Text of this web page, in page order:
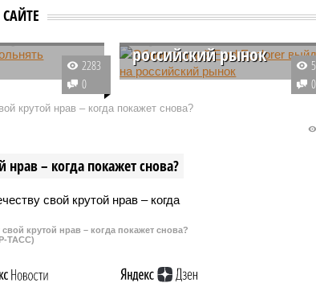
за
от
2283
0
Обновленный Ford
российский рынок
Автомобилестроительная
международный автосалон в
Детройт новое поколение одного
мире внедорожников. Речь идет
Explorer, которая обещает
рынке.
0
крутой нрав – когда покажет снова?
– когда покажет снова?
крутой нрав – когда покажет снова?
ТАСС)